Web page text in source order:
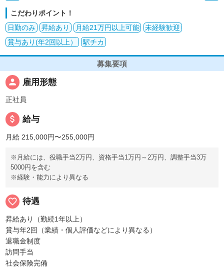
こだわりポイント！
日勤のみ
昇給あり 月給21万円以上可能
未経験歓迎
賞与あり(年2回以上）
駅チカ
募集要項
person 雇用形態
正社員
attach_money 給与
月給 215,000円〜255,000円
※月給には、役職手当2万円、資格手当1万円～2万円、調整手当3万
5000円を含む
※経験・能力により異なる
favorite_border 待遇
昇給あり（勤続1年以上）
賞与年2回（業績・個人評価などにより異なる）
退職金制度
訪問手当
社会保険完備